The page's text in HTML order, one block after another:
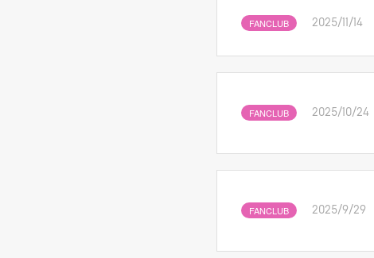
FANCLUB 2025/11/14
FANCLUB 2025/10/24
FANCLUB 2025/9/29